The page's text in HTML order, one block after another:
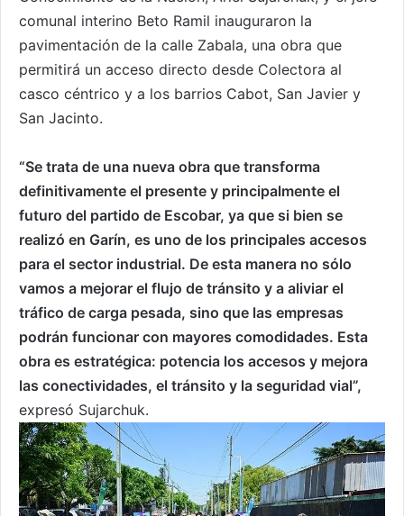
comunal interino Beto Ramil inauguraron la
pavimentación de la calle Zabala, una obra que
permitirá un acceso directo desde Colectora al
casco céntrico y a los barrios Cabot, San Javier y
San Jacinto.
“Se trata de una nueva obra que transforma
definitivamente el presente y principalmente el
futuro del partido de Escobar, ya que si bien se
realizó en Garín, es uno de los principales accesos
para el sector industrial. De esta manera no sólo
vamos a mejorar el flujo de tránsito y a aliviar el
tráfico de carga pesada, sino que las empresas
podrán funcionar con mayores comodidades. Esta
obra es estratégica: potencia los accesos y mejora
las conectividades, el tránsito y la seguridad vial”,
expresó Sujarchuk.